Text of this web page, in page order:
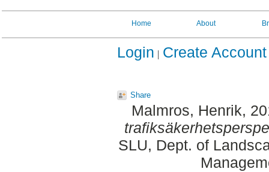
Home About
Login Create Account
Share
Malmros, Henrik,
SLU, Dept. of